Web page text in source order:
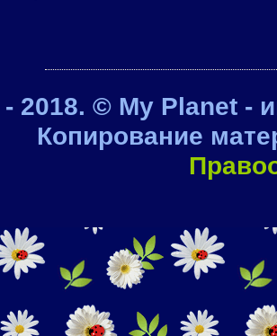
- 2018. © My Planet -
Копирование